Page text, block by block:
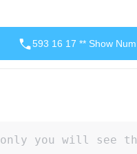
593 16 17 ** Show